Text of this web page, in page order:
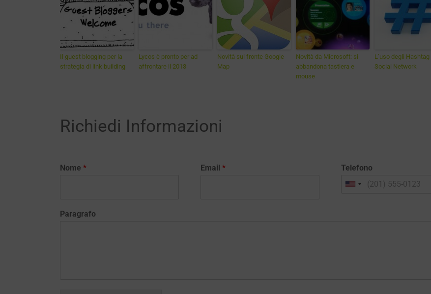
Il guest blogging per la
strategia di link building
Lycos è pronto per ad
affrontare il 2013
Novità sul fronte Google
Map
Novità da Microsoft: si
abbandona tastiera e
mouse
L’uso degli Hashtag
Social Network
Richiedi Informazioni
Nome * Email * Telefono
Paragrafo